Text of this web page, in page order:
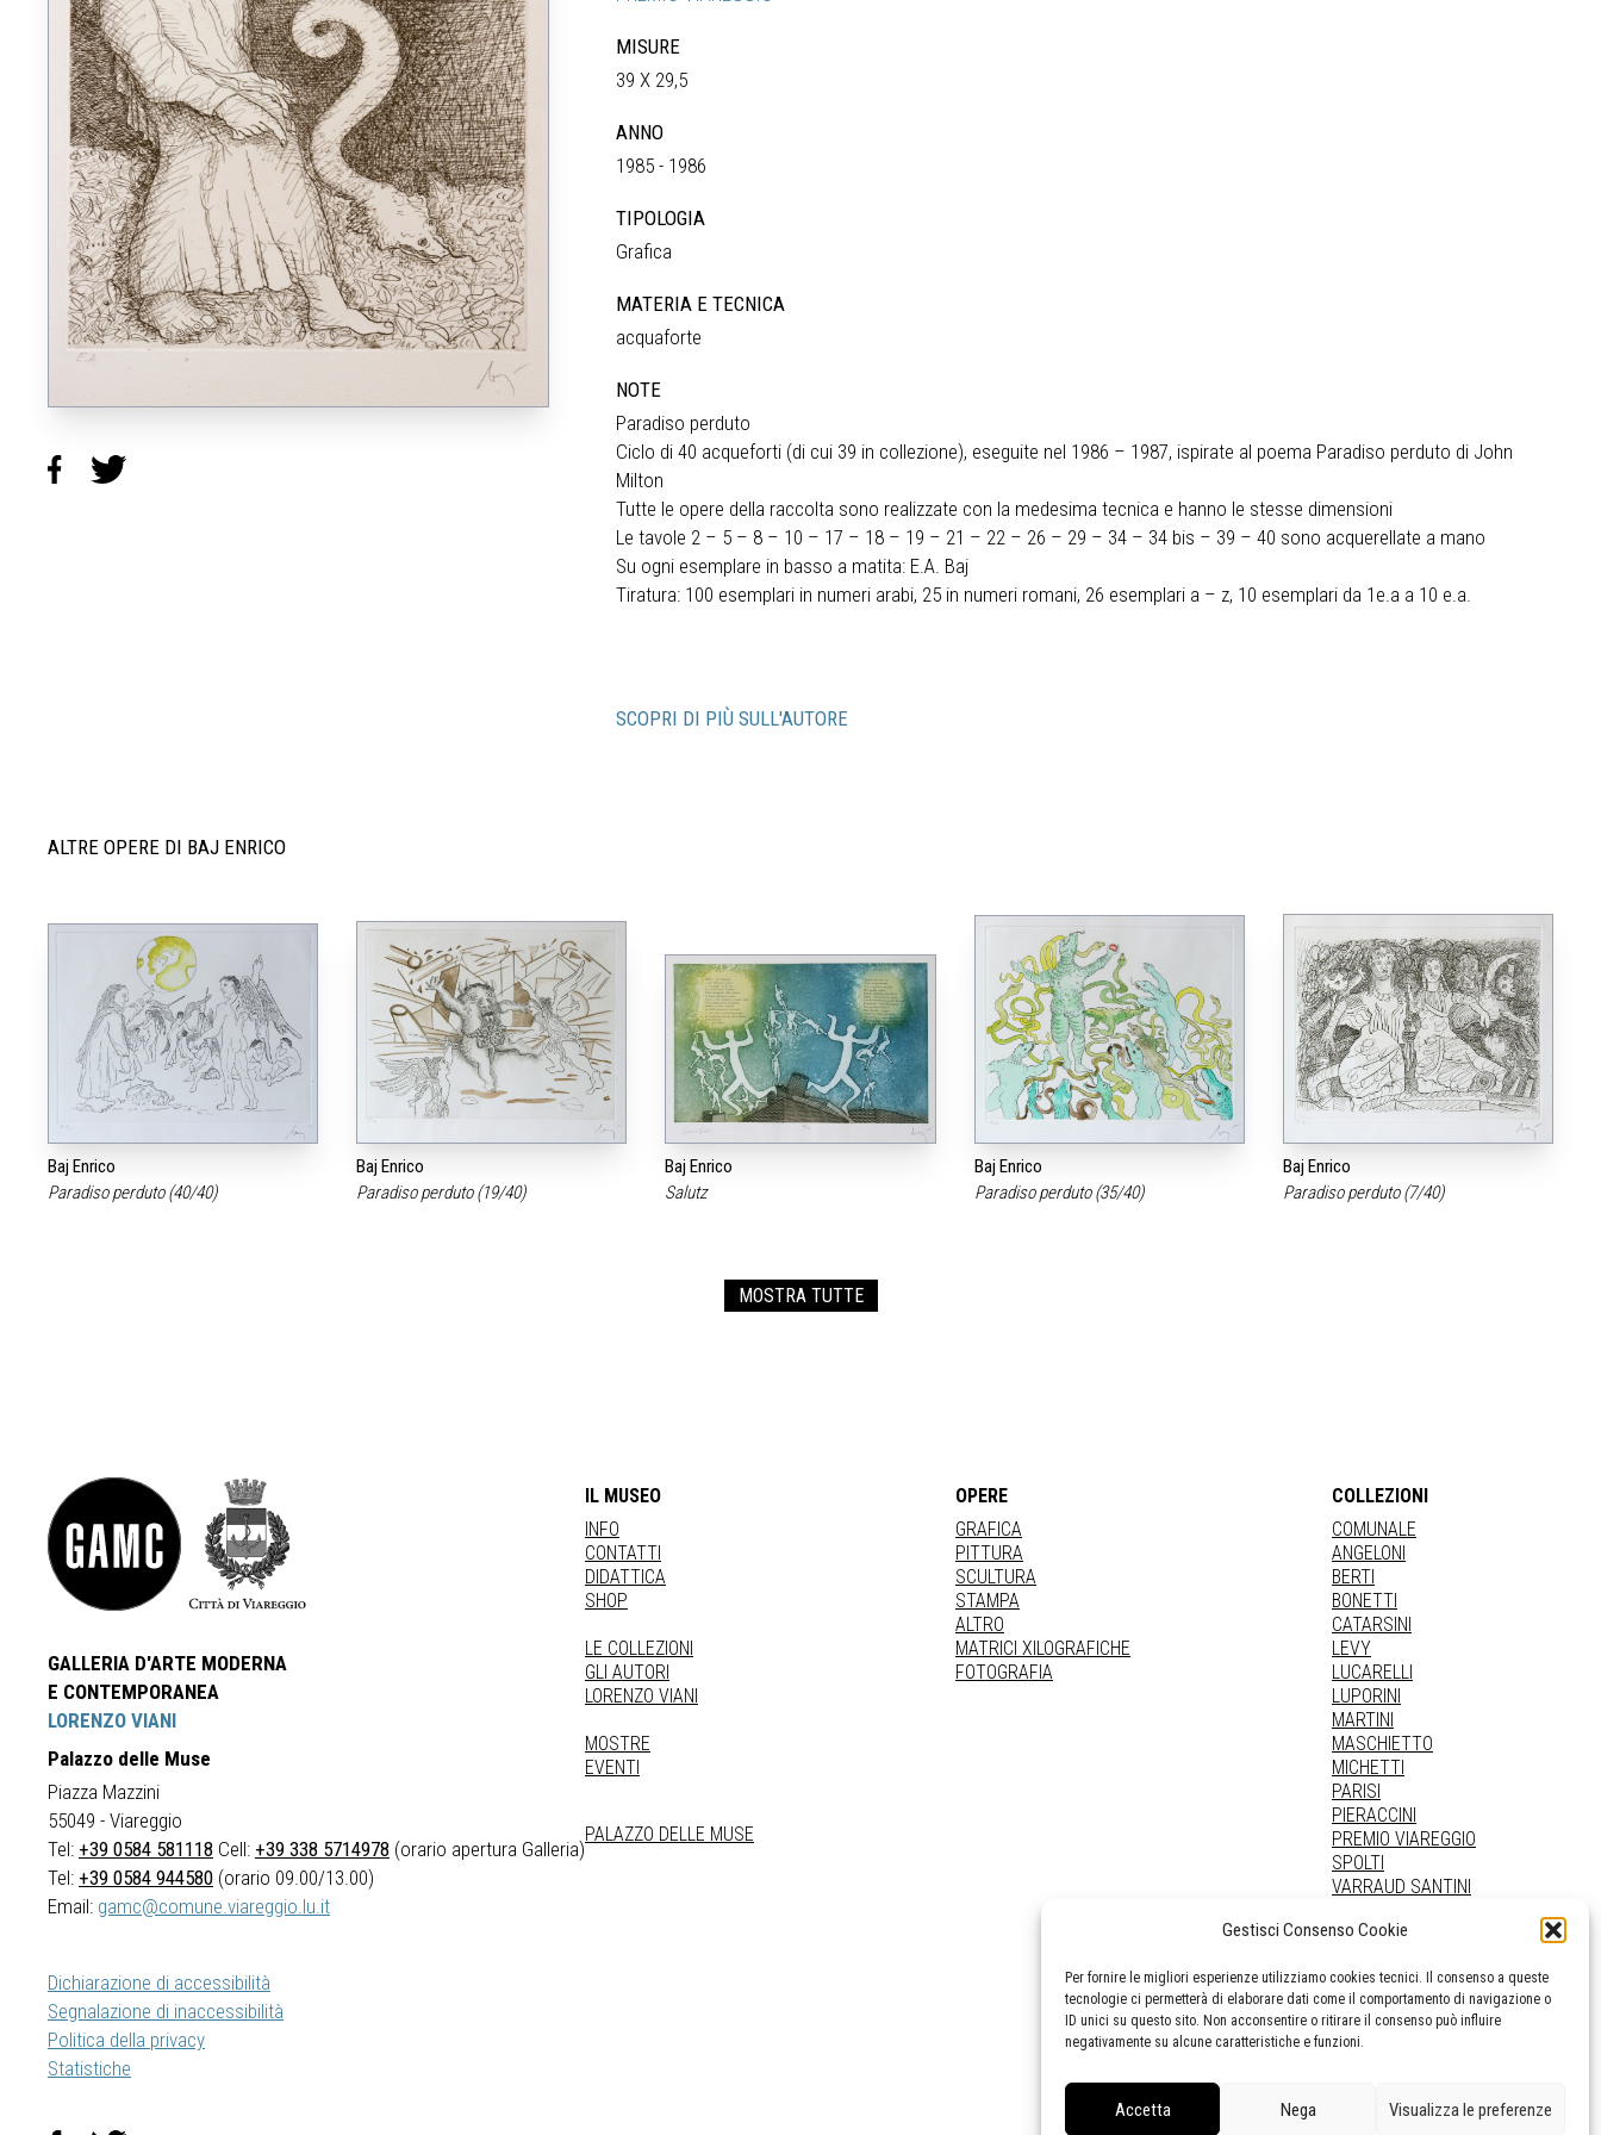
Gestisci Consenso Cookie
Per fornire le migliori esperienze utilizziamo cookies tecnici. Il consenso a queste
tecnologie ci permetterà di elaborare dati come il comportamento di navigazione o
ID unici su questo sito. Non acconsentire o ritirare il consenso può influire
negativamente su alcune caratteristiche e funzioni.
Accetta Nega Visualizza le preferenze
MISURE
39 X 29,5
ANNO
1985 - 1986
TIPOLOGIA
Grafica
MATERIA E TECNICA
acquaforte
NOTE
Paradiso perduto
Ciclo di 40 acqueforti (di cui 39 in collezione), eseguite nel 1986 – 1987, ispirate al poema Paradiso perduto di John
Milton
Tutte le opere della raccolta sono realizzate con la medesima tecnica e hanno le stesse dimensioni
Le tavole 2 – 5 – 8 – 10 – 17 – 18 – 19 – 21 – 22 – 26 – 29 – 34 – 34 bis – 39 – 40 sono acquerellate a mano
Su ogni esemplare in basso a matita: E.A. Baj
Tiratura: 100 esemplari in numeri arabi, 25 in numeri romani, 26 esemplari a – z, 10 esemplari da 1e.a a 10 e.a.
SCOPRI DI PIÙ SULL'AUTORE
ALTRE OPERE DI BAJ ENRICO
Baj Enrico
Paradiso perduto (40/40)
Baj Enrico
Paradiso perduto (19/40)
Baj Enrico
Salutz
Baj Enrico
Paradiso perduto (35/40)
Baj Enrico
Paradiso perduto (7/40)
MOSTRA TUTTE
GALLERIA D'ARTE MODERNA
E CONTEMPORANEA
LORENZO VIANI
Palazzo delle Muse
Piazza Mazzini
55049 - Viareggio
Tel: +39 0584 581118 Cell: +39 338 5714978 (orario apertura Galleria)
Tel: +39 0584 944580 (orario 09.00/13.00)
Email: gamc@comune.viareggio.lu.it
Dichiarazione di accessibilità
Segnalazione di inaccessibilità
Politica della privacy
Statistiche
IL MUSEO
INFO
CONTATTI
DIDATTICA
SHOP
LE COLLEZIONI
GLI AUTORI
LORENZO VIANI
MOSTRE
EVENTI
PALAZZO DELLE MUSE
OPERE
GRAFICA
PITTURA
SCULTURA
STAMPA
ALTRO
MATRICI XILOGRAFICHE
FOTOGRAFIA
COLLEZIONI
COMUNALE
ANGELONI
BERTI
BONETTI
CATARSINI
LEVY
LUCARELLI
LUPORINI
MARTINI
MASCHIETTO
MICHETTI
PARISI
PIERACCINI
PREMIO VIAREGGIO
SPOLTI
VARRAUD SANTINI